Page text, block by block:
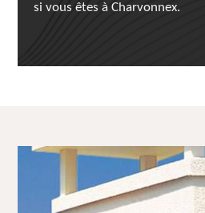
si vous êtes à Charvonnex.